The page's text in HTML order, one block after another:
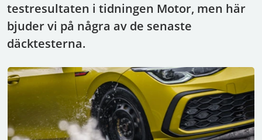
testresultaten i tidningen Motor, men här
bjuder vi på några av de senaste
däcktesterna.